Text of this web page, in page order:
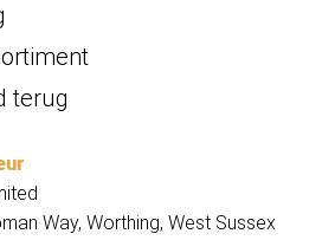
terug
Way, Worthing, West Sussex